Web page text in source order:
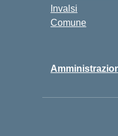
Invalsi
Comune